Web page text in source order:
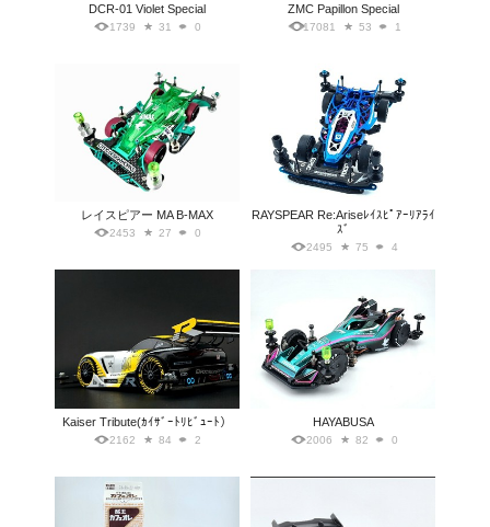
DCR-01 Violet Special
1739 31 0
ZMC Papillon Special
17081 53 1
レイスピアー MA B-MAX
2453 27 0
RAYSPEAR Re:Ariseﾚｲｽﾋﾟｱｰﾘｱﾗｲ
ｽﾞ
2495 75 4
Kaiser Tribute(ｶｲｻﾞｰﾄﾘﾋﾞｭｰﾄ）
2162 84 2
HAYABUSA
2006 82 0